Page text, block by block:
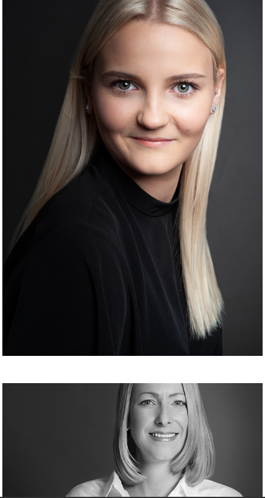
Bewerbungsfoto F. Meyer